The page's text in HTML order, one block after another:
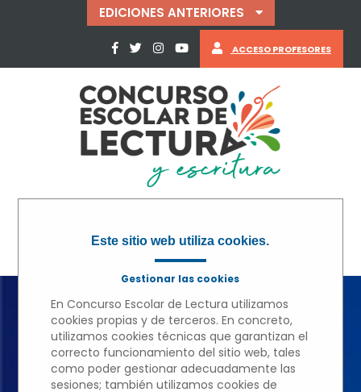
EDICIONES ANTERIORES
ACCESO PROFESORES
« VOLVER
Este sitio web utiliza cookies.
Gestionar las cookies
En Concurso Escolar de Lectura utilizamos
cookies propias y de terceros. En concreto,
utilizamos cookies técnicas que garantizan el
correcto funcionamiento del sitio web, tales
como poder gestionar adecuadamente las
sesiones; también utilizamos cookies de